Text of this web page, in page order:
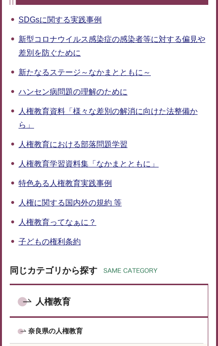
SDGsに関する実践事例
新型コロナウイルス感染症の感染者等に対する偏見や
差別を防ぐために
新たなるステージ～なかまとともに～
ハンセン病問題の理解のために
人権教育資料「様々な差別の解消に向けた法整備か
ら」
人権教育における部落問題学習
人権教育学習資料集「なかまとともに」
特色ある人権教育実践事例
人権に関する国内外の規約 等
人権教育ってなぁに？
子どもの権利条約
同じカテゴリから探す
人権教育
奈良県の人権教育